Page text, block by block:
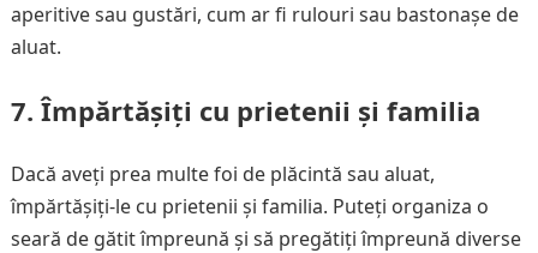
aperitive sau gustări, cum ar fi rulouri sau bastonașe de
aluat.
7. Împărtășiți cu prietenii și familia
Dacă aveți prea multe foi de plăcintă sau aluat,
împărtășiți-le cu prietenii și familia. Puteți organiza o
seară de gătit împreună și să pregătiți împreună diverse